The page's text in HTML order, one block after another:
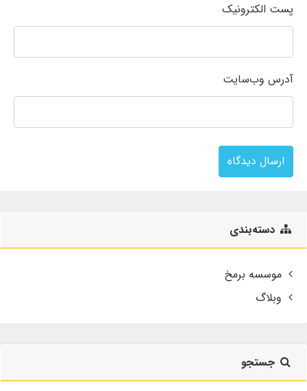
پست الکترونیک
آدرس وب‌سایت
ارسال دیدگاه
دسته‌بندی
موسسه برمخ
وبلاگ
جستجو